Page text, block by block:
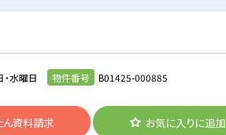
水曜日 物件番号 B01425-000885
ん資料請求 お気に入りに追加